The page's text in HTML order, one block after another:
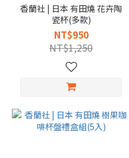
香蘭社 | 日本 有田燒 花卉陶
瓷杯(多款)
NT$950
NT$1,250